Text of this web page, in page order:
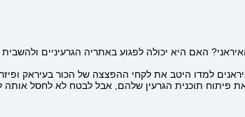
האם היא יכולה לפגוע באתריה הגרעיניים
למדו היטב את לקחי ההפצצה של הכור בעיראק
תוכנית הגרעין שלהם, אבל לבטח לא לחסל אותה